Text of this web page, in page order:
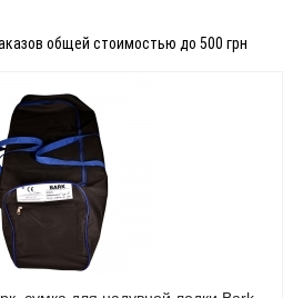
общей стоимостью до 500 грн